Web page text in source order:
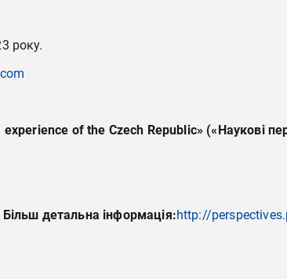
року.
of the Czech Republic» («Наукові
детальна інформація:http://